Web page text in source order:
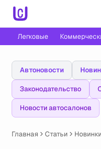
Легковые
Автоновости
Законодательство
Новости автосалонов
Главная Статьи Новинки